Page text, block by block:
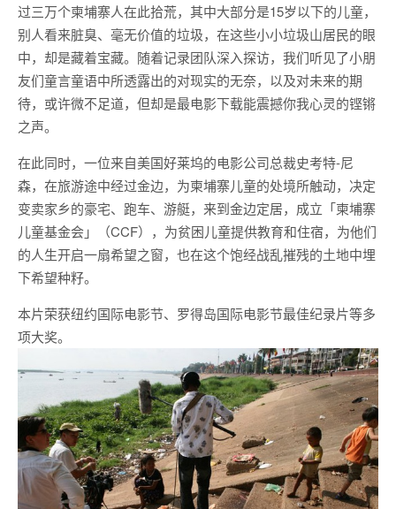
过三万个柬埔寨人在此拾荒，其中大部分是15岁以下的儿童，
别人看来脏臭、毫无价值的垃圾，在这些小小垃圾山居民的眼
中，却是藏着宝藏。随着记录团队深入探访，我们听见了小朋
友们童言童语中所透露出的对现实的无奈，以及对未来的期
待，或许微不足道，但却是最电影下载能震撼你我心灵的铿锵
之声。
在此同时，一位来自美国好莱坞的电影公司总裁史考特-尼
森，在旅游途中经过金边，为柬埔寨儿童的处境所触动，决定
变卖家乡的豪宅、跑车、游艇，来到金边定居，成立「柬埔寨
儿童基金会」（CCF），为贫困儿童提供教育和住宿，为他们
的人生开启一扇希望之窗，也在这个饱经战乱摧残的土地中埋
下希望种籽。
本片荣获纽约国际电影节、罗得岛国际电影节最佳纪录片等多
项大奖。